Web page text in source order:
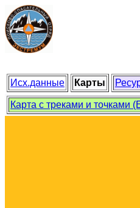
Исх.данные Карты
Карта с треками и точками